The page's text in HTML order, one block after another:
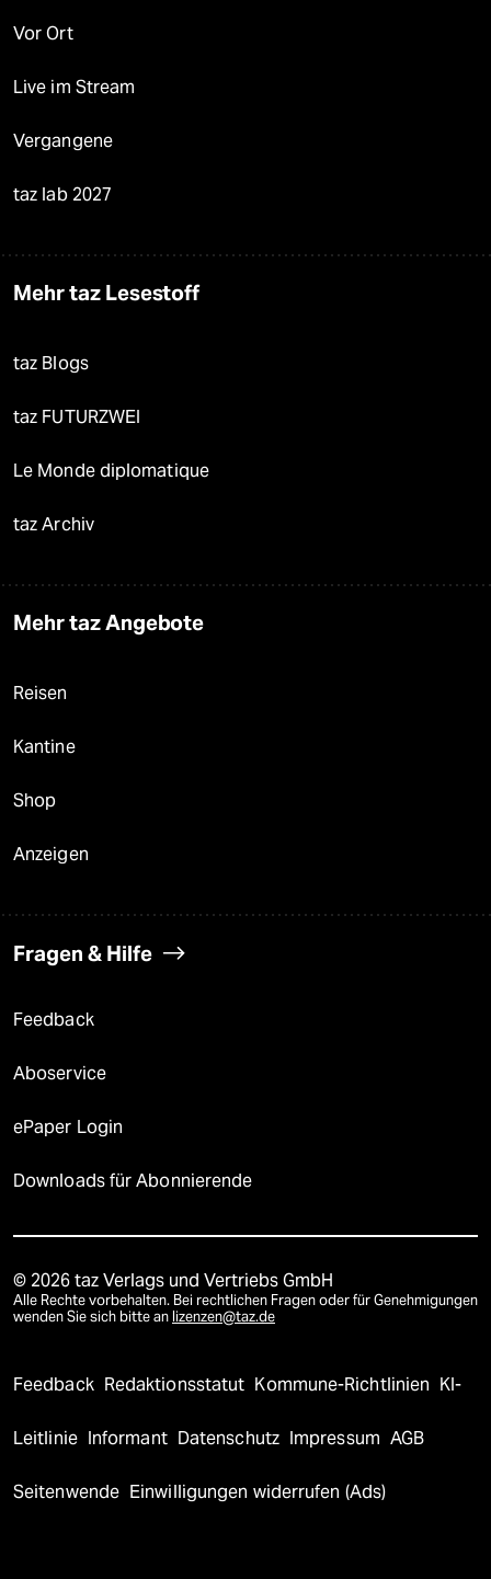
Vor Ort
Live im Stream
Vergangene
taz lab 2027
Mehr taz Lesestoff
taz Blogs
taz FUTURZWEI
Le Monde diplomatique
taz Archiv
Mehr taz Angebote
Reisen
Kantine
Shop
Anzeigen
Fragen & Hilfe
Feedback
Aboservice
ePaper Login
Downloads für Abonnierende
© 2026 taz Verlags und Vertriebs GmbH
Alle Rechte vorbehalten. Bei rechtlichen Fragen oder für Genehmigungen
wenden Sie sich bitte an lizenzen@taz.de
Feedback Redaktionsstatut Kommune-Richtlinien KI-
Leitlinie Informant Datenschutz Impressum AGB
Seitenwende Einwilligungen widerrufen (Ads)